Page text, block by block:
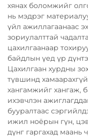
хянах боломжийг
нь мэдрэг
үйл ажиллагаанаас
зориулалттай
цахилгаанаар
байдлын үед үр
Цахилгаан хурдны
түвшинд
хангамжийг хангаж,
ихэвчлэн
бууралтаас
ижил ноёрын гүн,
дүнг гаргахад